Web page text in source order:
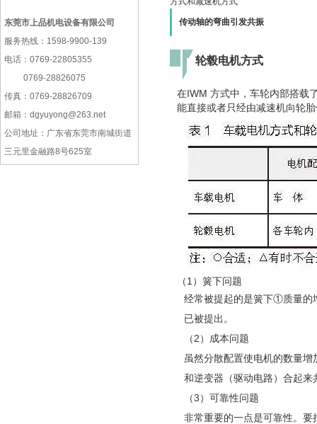
东莞市上品机电设备有限公司
服务热线：1598-9900-139
电话：0769-22805355
0769-28826075
传真：0769-28826709
邮箱：dgyuyong@263.net
公司地址：广东省东莞市南城街道
三元里金融路8号625室
传动轴的弯曲引发共振
轮毂电机方式
在IWM 方式中，车轮内部搭载
能直接或者只经由减速机向轮
（1）簧下问题
经常被提起的是簧下①质量的
已被提出。
（2）成本问题
虽然分散配置使电机的数量增
和逆变器（驱动电路）合起来
（3）可靠性问题
非常重要的一点是可靠性。要